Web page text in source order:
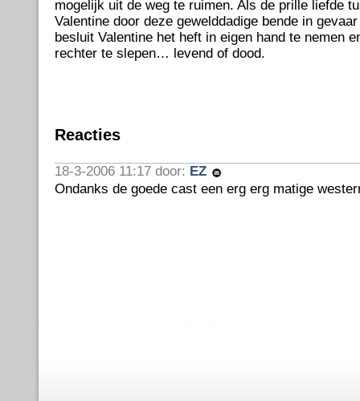
mogelijk uit de weg te ruimen. Als de prille liefde
Valentine door deze gewelddadige bende in
besluit Valentine het heft in eigen hand te nemen
rechter te slepen… levend of dood.
Reacties
18-3-2006 11:17 door: EZ
Ondanks de goede cast een erg erg matige